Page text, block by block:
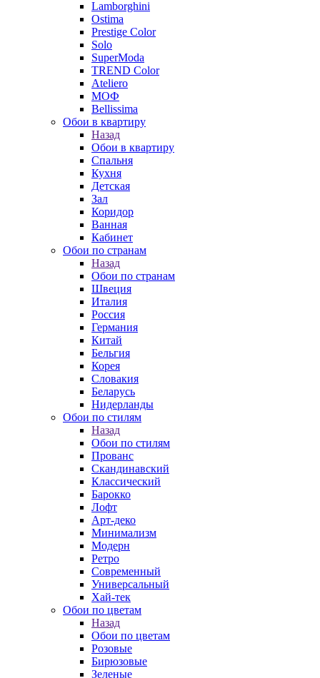
Lamborghini
Ostima
Prestige Color
Solo
SuperModa
TREND Color
Ateliero
МОФ
Bellissima
Обои в квартиру
Назад
Обои в квартиру
Спальня
Кухня
Детская
Зал
Коридор
Ванная
Кабинет
Обои по странам
Назад
Обои по странам
Швеция
Италия
Россия
Германия
Китай
Бельгия
Корея
Словакия
Беларусь
Нидерланды
Обои по стилям
Назад
Обои по стилям
Прованс
Скандинавский
Классический
Барокко
Лофт
Арт-деко
Минимализм
Модерн
Ретро
Современный
Универсальный
Хай-тек
Обои по цветам
Назад
Обои по цветам
Розовые
Бирюзовые
Зеленые